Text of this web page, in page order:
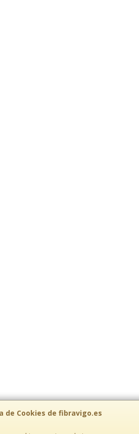
de Cookies de fibravigo.es